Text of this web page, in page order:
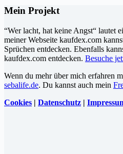
Mein Projekt
“Wer lacht, hat keine Angst“ lautet
meiner Webseite kaufdex.com
Sprüchen entdecken. Ebenfalls
kaufdex.com entdecken. Besuche
Wenn du mehr über mich erfahren
sebalife.de. Du kannst auch mein
Cookies | Datenschutz |